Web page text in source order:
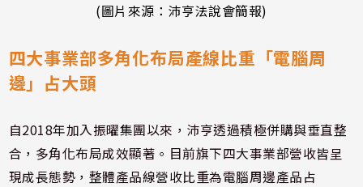
(圖片來源：沛亨法說會簡報)
四大事業部多角化布局產線比重「電腦周
邊」占大頭
自2018年加入振曜集團以來，沛亨透過積極併購與垂直整
合，多角化布局成效顯著。目前旗下四大事業部營收皆呈
現成長態勢，整體產品線營收比重為電腦周邊產品占